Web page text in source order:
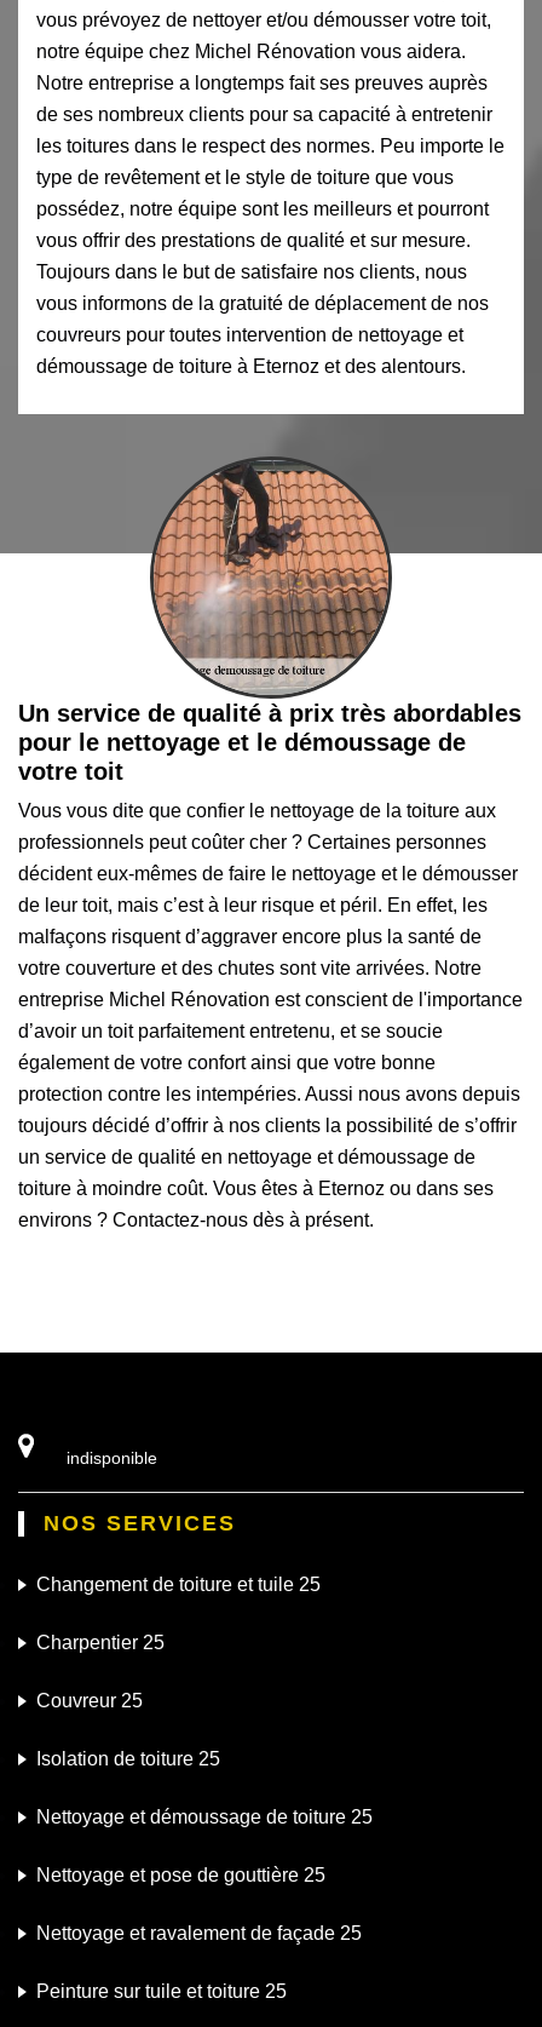
vous prévoyez de nettoyer et/ou démousser votre toit,
notre équipe chez Michel Rénovation vous aidera.
Notre entreprise a longtemps fait ses preuves auprès
de ses nombreux clients pour sa capacité à entretenir
les toitures dans le respect des normes. Peu importe le
type de revêtement et le style de toiture que vous
possédez, notre équipe sont les meilleurs et pourront
vous offrir des prestations de qualité et sur mesure.
Toujours dans le but de satisfaire nos clients, nous
vous informons de la gratuité de déplacement de nos
couvreurs pour toutes intervention de nettoyage et
démoussage de toiture à Eternoz et des alentours.
Un service de qualité à prix très abordables
pour le nettoyage et le démoussage de
votre toit
Vous vous dite que confier le nettoyage de la toiture aux
professionnels peut coûter cher ? Certaines personnes
décident eux-mêmes de faire le nettoyage et le démousser
de leur toit, mais c’est à leur risque et péril. En effet, les
malfaçons risquent d’aggraver encore plus la santé de
votre couverture et des chutes sont vite arrivées. Notre
entreprise Michel Rénovation est conscient de l'importance
d’avoir un toit parfaitement entretenu, et se soucie
également de votre confort ainsi que votre bonne
protection contre les intempéries. Aussi nous avons depuis
toujours décidé d’offrir à nos clients la possibilité de s’offrir
un service de qualité en nettoyage et démoussage de
toiture à moindre coût. Vous êtes à Eternoz ou dans ses
environs ? Contactez-nous dès à présent.
indisponible
NOS SERVICES
Changement de toiture et tuile 25
Charpentier 25
Couvreur 25
Isolation de toiture 25
Nettoyage et démoussage de toiture 25
Nettoyage et pose de gouttière 25
Nettoyage et ravalement de façade 25
Peinture sur tuile et toiture 25